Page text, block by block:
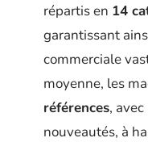
répartis en 14
garantissant
commerciale
moyenne, les
références,
nouveautés, à